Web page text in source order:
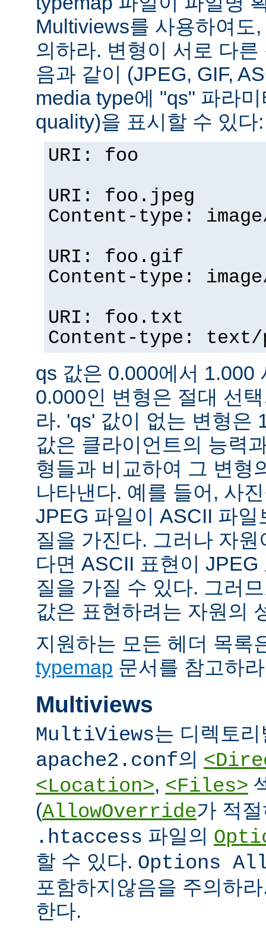
Multiviews를 사용하여도
의하라. 변형이 서로 다
음과 같이 (JPEG, GIF,
media type에 "qs" 파라
quality)을 표시할 수 있다:
URI: foo
URI: foo.jpeg
Content-type:
URI: foo.gif
Content-type:
URI: foo.txt
Content-type:
qs 값은 0.000에서 1.000
0.000인 변형은 절대 선
라. 'qs' 값이 없는 변형은
값은 클라이언트의 능력
형들과 비교하여 그 변형
나타낸다. 예를 들어, 사
JPEG 파일이 ASCII 파
질을 가진다. 그러나 자
다면 ASCII 표현이
질을 가질 수 있다. 그러
값은 표현하려는 자원의
지원하는 모든 헤더 목록
typemap 문서를 참고하
Multiviews
MultiViews는 디렉토
apache2.conf의
<Location>, <Files>
(AllowOverride가 적
.htaccess 파일의
할 수 있다. Options
포함하지않음을 주의하
한다.